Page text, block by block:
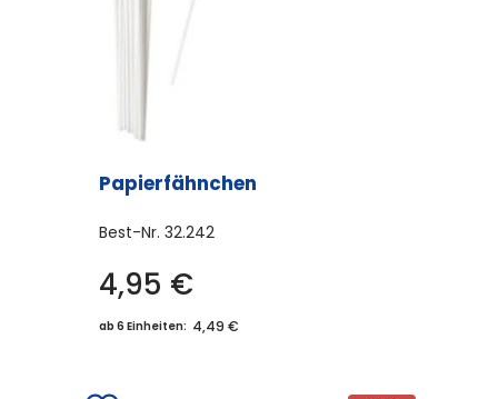
Papierfähnchen
Best-Nr. 32.242
4,95 €
ab 6 Einheiten: 4,49 €